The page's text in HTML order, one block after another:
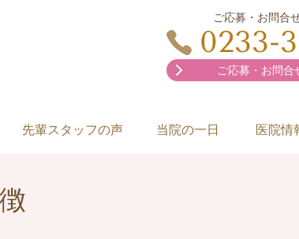
ご応募・お問合
0233-
ご応募・お問合
先輩スタッフの声 当院の一日 医院情